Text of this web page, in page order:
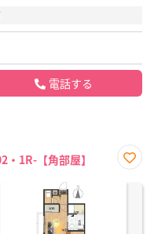
電話する
1R-【角部屋】
に入